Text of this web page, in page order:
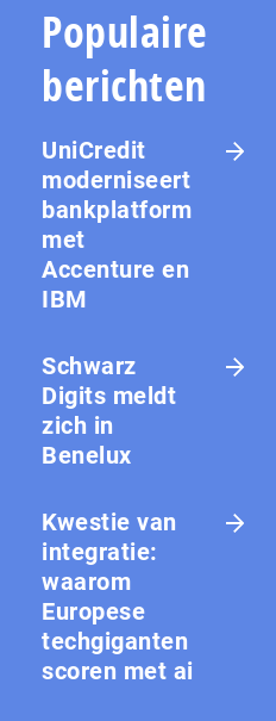
Populaire
berichten
UniCredit
moderniseert
bankplatform
met
Accenture en
IBM
Schwarz
Digits meldt
zich in
Benelux
Kwestie van
integratie:
waarom
Europese
techgiganten
scoren met ai